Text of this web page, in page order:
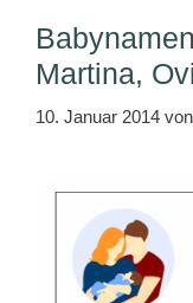
Martina,
10. Januar 2014 von